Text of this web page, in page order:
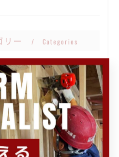
リー Categories
テゴリー
ム
更